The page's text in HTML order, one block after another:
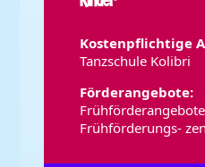
Kostenpflichtige
Tanzschule Kolibri
Förderangebote:
Frühförderungs-